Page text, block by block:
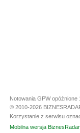
Notowania GPW opóźnione
© 2010-2026
Korzystanie z serwisu
Mobilna wersja